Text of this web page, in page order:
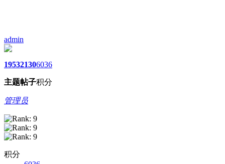
admin
1953
主题
2130
帖子
6036
积分
管理员
积分